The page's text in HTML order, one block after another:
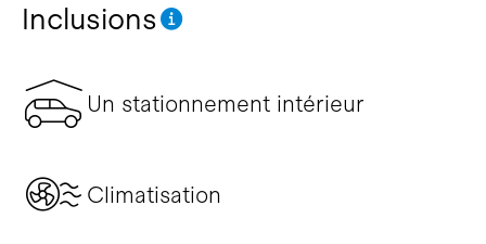
Inclusions
Un stationnement intérieur
Climatisation